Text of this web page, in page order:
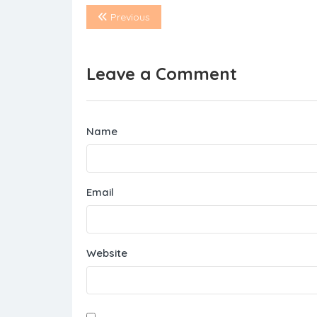
Previous
Leave a Comment
Name
Email
Website